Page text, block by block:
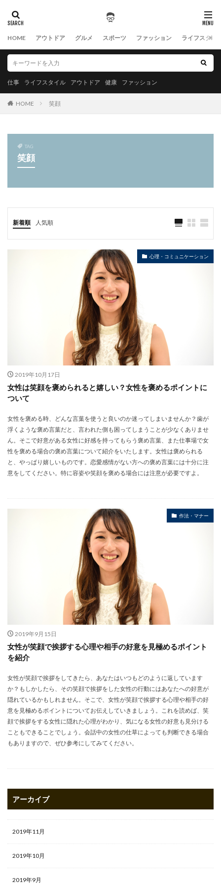
HOME アウトドア グルメ スポーツ ファッション ライフスタイ
仕事 ライフスタイル アウトドア 健康 ファッション
HOME 笑顔
TAG
笑顔
新着順 人気順
心理・コミュニケーション
2019年10月17日
女性は笑顔を褒められると嬉しい？女性を褒めるポイントに
ついて
女性を褒める時、どんな言葉を使うと良いのか迷ってしまいませんか？歯が
浮くような褒め言葉だと、言われた側も困ってしまうことが少なくありませ
ん。そこで好意がある女性に好感を持ってもらう褒め言葉、また仕事場で女
性を褒める場合の褒め言葉について紹介をいたします。女性は褒められる
と、やっぱり嬉しいものです。恋愛感情がない方への褒め言葉には十分に注
意をしてください。特に容姿や笑顔を褒める場合には注意が必要ですよ。
作法・マナー
2019年9月15日
女性が笑顔で挨拶する心理や相手の好意を見極めるポイント
を紹介
女性が笑顔で挨拶をしてきたら、あなたはいつもどのように返しています
か？もしかしたら、その笑顔で挨拶をした女性の行動にはあなたへの好意が
隠れているかもしれません。そこで、女性が笑顔で挨拶する心理や相手の好
意を見極めるポイントについてお伝えしていきましょう。これを読めば、笑
顔で挨拶をする女性に隠れた心理がわかり、気になる女性の好意も見分ける
こともできることでしょう。会話中の女性の仕草によっても判断できる場合
もありますので、ぜひ参考にしてみてください。
アーカイブ
2019年11月
2019年10月
2019年9月